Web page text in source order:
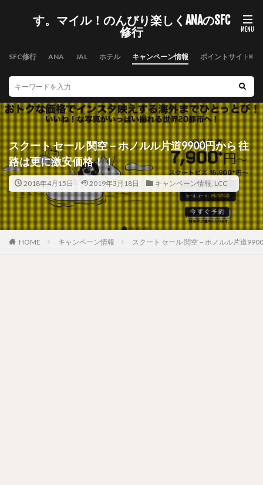
す。マイル！のんびり楽しくANAのSFC
修行
SFC修行 ANA JAL ホテル キャンペーン情報 ポイントサイト
スクート セール 関空－ホノルル片道9900円から 往
路は更に激安価格！！
2018年4月15日 2019年3月18日 キャンペーン情報, LCC
HOME キャンペーン情報 スクート セール 関空－ホノルル片道